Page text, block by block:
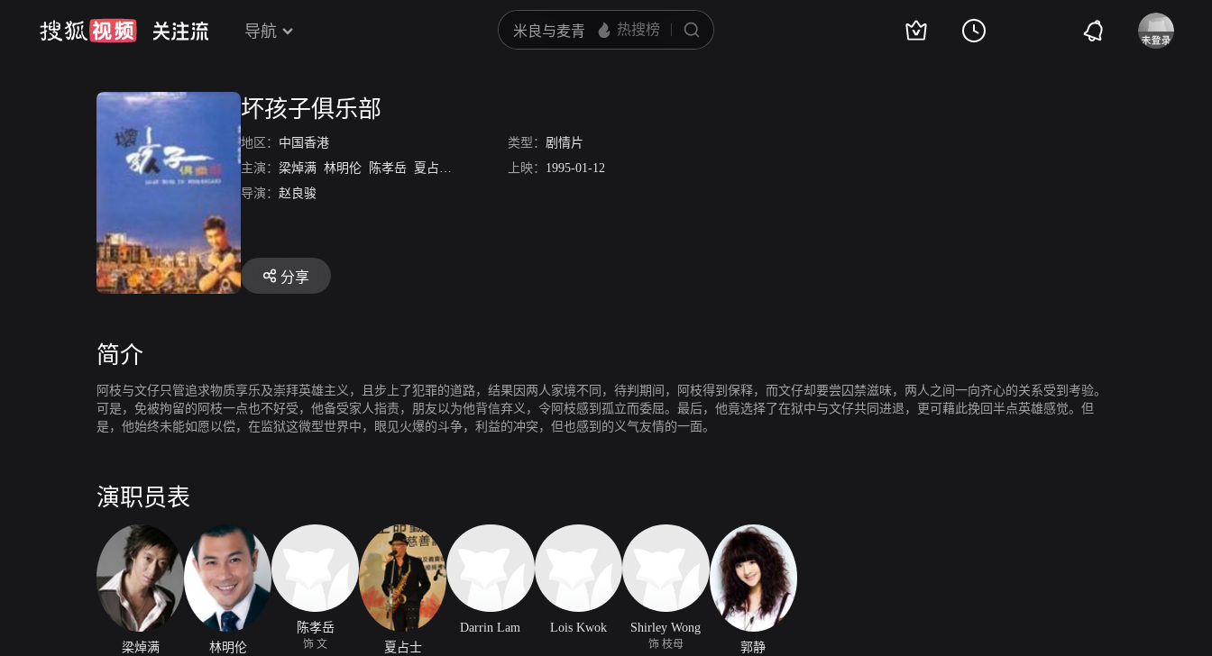
导航
坏孩子俱乐部
地区： 中国香港 类型： 剧情片
主演： 梁焯满 林明伦 陈孝岳 夏占士 Darrin Lam Lois Kwok Shirley Wong
上映： 1995-01-12
导演： 赵良骏
分享
简介
阿枝与文仔只管追求物质享乐及崇拜英雄主义，且步上了犯罪的道路，结果因两人家境不同，待判期间，阿枝得到保释，而文仔却要尝囚禁滋味，两人之间一向齐心的关系受到考验。
可是，免被拘留的阿枝一点也不好受，他备受家人指责，朋友以为他背信弃义，令阿枝感到孤立而委屈。最后，他竟选择了在狱中与文仔共同进退，更可藉此挽回半点英雄感觉。但
是，他始终未能如愿以偿，在监狱这微型世界中，眼见火爆的斗争，利益的冲突，但也感到的义气友情的一面。
演职员表
梁焯满 林明伦
陈孝岳
饰 文 夏占士
Darrin Lam Lois Kwok Shirley Wong
饰 枝母 郭静